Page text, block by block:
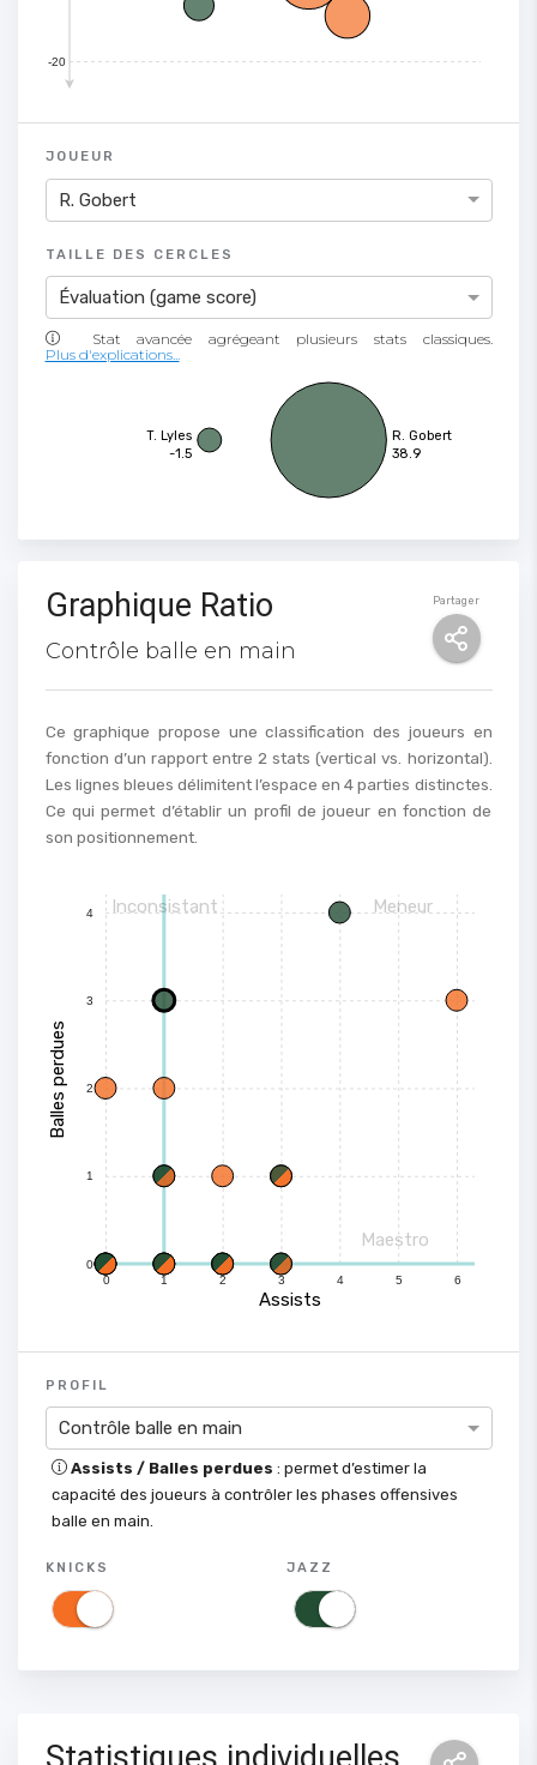
-20
JOUEUR
R. Gobert
TAILLE DES CERCLES
Évaluation (game score)
Stat avancée agrégeant plusieurs stats classiques.
Plus d'explications...
T. Lyles
R. Gobert
-1.5
38.9
Partager
Graphique Ratio
Contrôle balle en main
Ce graphique propose une classification des joueurs en
fonction d’un rapport entre 2 stats (vertical vs. horizontal).
Les lignes bleues délimitent l’espace en 4 parties distinctes.
Ce qui permet d’établir un profil de joueur en fonction de
son positionnement.
0 1 2 3 4 5 6
0
1
2
3
4
Assists
Balles perdues
Inconsistant Meneur
Maestro
PROFIL
Contrôle balle en main
Assists / Balles perdues : permet d’estimer la
capacité des joueurs à contrôler les phases offensives
balle en main.
KNICKS JAZZ